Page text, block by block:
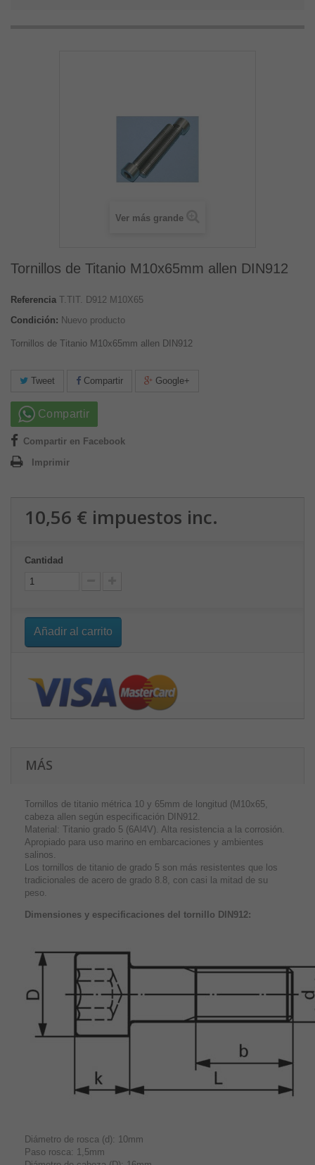
Ver más grande
Tornillos de Titanio M10x65mm allen DIN912
Referencia T.TIT. D912 M10X65
Condición: Nuevo producto
Tornillos de Titanio M10x65mm allen DIN912
Tweet Compartir Google+
Compartir
Compartir en Facebook
Imprimir
10,56 € impuestos inc.
Cantidad
Añadir al carrito
MÁS
Tornillos de titanio métrica 10 y 65mm de longitud (M10x65,
cabeza allen según especificación DIN912.
Material: Titanio grado 5 (6Al4V). Alta resistencia a la corrosión.
Apropiado para uso marino en embarcaciones y ambientes
salinos.
Los tornillos de titanio de grado 5 son más resistentes que los
tradicionales de acero de grado 8.8, con casi la mitad de su
peso.
Dimensiones y especificaciones del tornillo DIN912:
Diámetro de rosca (d): 10mm
Paso rosca: 1,5mm